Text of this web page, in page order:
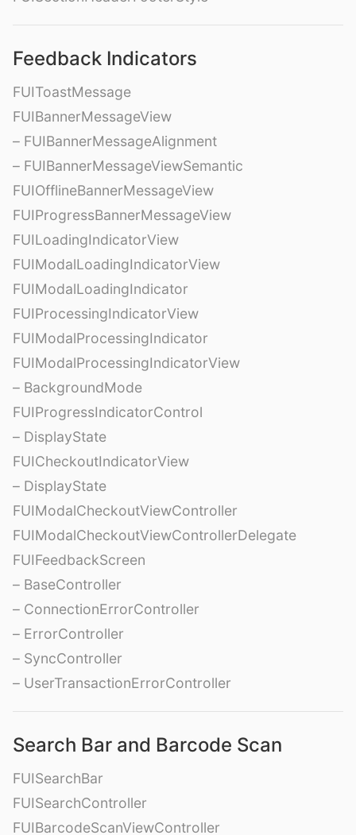
Feedback Indicators
FUIToastMessage
FUIBannerMessageView
– FUIBannerMessageAlignment
– FUIBannerMessageViewSemantic
FUIOfflineBannerMessageView
FUIProgressBannerMessageView
FUILoadingIndicatorView
FUIModalLoadingIndicatorView
FUIModalLoadingIndicator
FUIProcessingIndicatorView
FUIModalProcessingIndicator
FUIModalProcessingIndicatorView
– BackgroundMode
FUIProgressIndicatorControl
– DisplayState
FUICheckoutIndicatorView
– DisplayState
FUIModalCheckoutViewController
FUIModalCheckoutViewControllerDelegate
FUIFeedbackScreen
– BaseController
– ConnectionErrorController
– ErrorController
– SyncController
– UserTransactionErrorController
Search Bar and Barcode Scan
FUISearchBar
FUISearchController
FUIBarcodeScanViewController